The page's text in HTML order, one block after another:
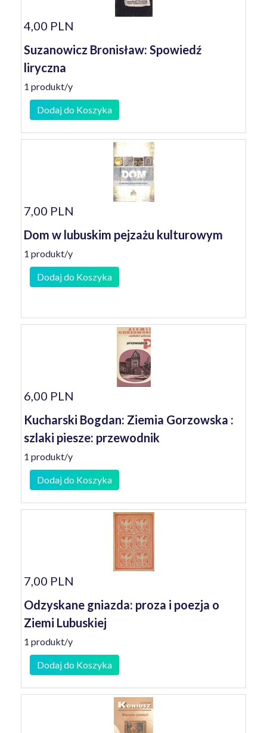
4,00 PLN
Suzanowicz Bronisław: Spowiedź
liryczna
1 produkt/y
Dodaj do Koszyka
7,00 PLN
Dom w lubuskim pejzażu kulturowym
1 produkt/y
Dodaj do Koszyka
6,00 PLN
Kucharski Bogdan: Ziemia Gorzowska :
szlaki piesze: przewodnik
1 produkt/y
Dodaj do Koszyka
7,00 PLN
Odzyskane gniazda: proza i poezja o
Ziemi Lubuskiej
1 produkt/y
Dodaj do Koszyka